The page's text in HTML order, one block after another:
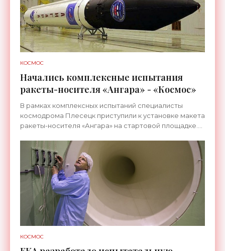
КОСМОС
Начались комплексные испытания
ракеты-носителя «Ангара» - «Космос»
В рамках комплексных испытаний специалисты
космодрома Плесецк приступили к установке макета
ракеты-носителя «Ангара» на стартовой площадке.
унифицированной
КОСМОС